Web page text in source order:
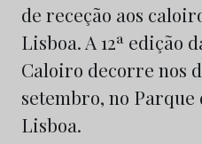
de receção aos
Lisboa. A 12ª edição
Caloiro decorre nos
setembro, no Parque
Lisboa.